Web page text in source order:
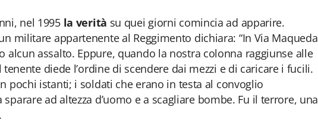
nel 1995 la verità su quei giorni comincia ad apparire.
militare appartenente al Reggimento dichiara: “In Via Maqueda
alcun assalto. Eppure, quando la nostra colonna raggiunse alle
diede l’ordine di scendere dai mezzi e di caricare i fucili.
pochi istanti; i soldati che erano in testa al convoglio
ad altezza d’uomo e a scagliare bombe. Fu il terrore, una